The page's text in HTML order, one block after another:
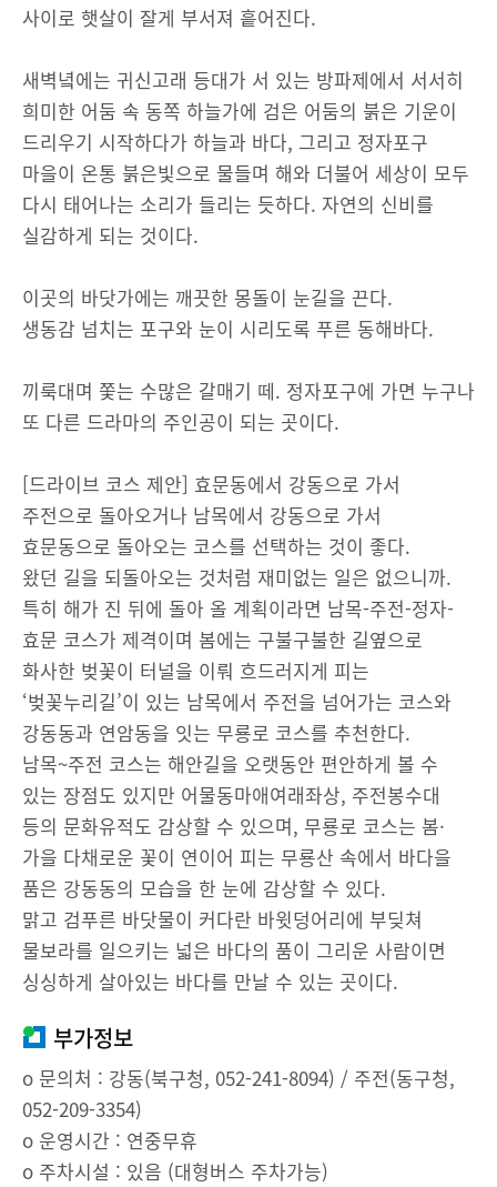
사이로 햇살이 잘게 부서져 흩어진다.
새벽녘에는 귀신고래 등대가 서 있는 방파제에서 서서히
희미한 어둠 속 동쪽 하늘가에 검은 어둠의 붉은 기운이
드리우기 시작하다가 하늘과 바다, 그리고 정자포구
마을이 온통 붉은빛으로 물들며 해와 더불어 세상이 모두
다시 태어나는 소리가 들리는 듯하다. 자연의 신비를
실감하게 되는 것이다.
이곳의 바닷가에는 깨끗한 몽돌이 눈길을 끈다.
생동감 넘치는 포구와 눈이 시리도록 푸른 동해바다.
끼룩대며 쫓는 수많은 갈매기 떼. 정자포구에 가면 누구나
또 다른 드라마의 주인공이 되는 곳이다.
[드라이브 코스 제안] 효문동에서 강동으로 가서
주전으로 돌아오거나 남목에서 강동으로 가서
효문동으로 돌아오는 코스를 선택하는 것이 좋다.
왔던 길을 되돌아오는 것처럼 재미없는 일은 없으니까.
특히 해가 진 뒤에 돌아 올 계획이라면 남목-주전-정자-
효문 코스가 제격이며 봄에는 구불구불한 길옆으로
화사한 벚꽃이 터널을 이뤄 흐드러지게 피는
‘벚꽃누리길’이 있는 남목에서 주전을 넘어가는 코스와
강동동과 연암동을 잇는 무룡로 코스를 추천한다.
남목~주전 코스는 해안길을 오랫동안 편안하게 볼 수
있는 장점도 있지만 어물동마애여래좌상, 주전봉수대
등의 문화유적도 감상할 수 있으며, 무룡로 코스는 봄·
가을 다채로운 꽃이 연이어 피는 무룡산 속에서 바다을
품은 강동동의 모습을 한 눈에 감상할 수 있다.
맑고 검푸른 바닷물이 커다란 바윗덩어리에 부딪쳐
물보라를 일으키는 넓은 바다의 품이 그리운 사람이면
싱싱하게 살아있는 바다를 만날 수 있는 곳이다.
부가정보
o 문의처 : 강동(북구청, 052-241-8094) / 주전(동구청,
052-209-3354)
o 운영시간 : 연중무휴
o 주차시설 : 있음 (대형버스 주차가능)